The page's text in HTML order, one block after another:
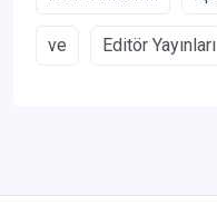
ve Editör Yayınları